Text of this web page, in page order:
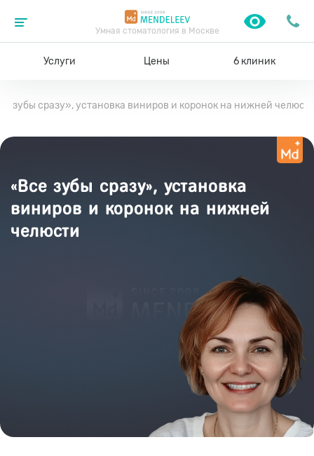
Умная стоматология в Москве
Услуги Цены 6 клиник
зубы сразу», установка виниров и коронок на нижней
«Все зубы сразу», установка
виниров и коронок на нижней
челюсти